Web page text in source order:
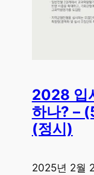
2028 입
하나? –
(정시)
2025년 2월